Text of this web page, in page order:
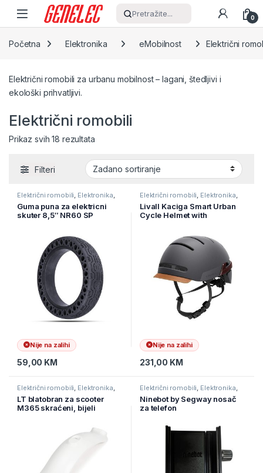
Skip to navigation
Skip to content
Pretražite... 0
Početna Elektronika eMobilnost Električni
Električni romobili za urbanu mobilnost – lagani, štedljivi i
ekološki prihvatljivi.
Električni romobili
Prikaz svih 18 rezultata
Filteri
Električni romobili, Elektronika,
Guma puna za elektricni
skuter 8,5″ NR60 SP
Nije na zalihi
59,00 KM
Električni romobili, Elektronika,
Livall Kaciga Smart Urban
Cycle Helmet with
Music Speakers BH51M
Black, 55-61cm
Nije na zalihi
231,00 KM
Električni romobili, Elektronika,
LT blatobran za scooter
M365 skraćeni, bijeli
Električni romobili, Elektronika,
Ninebot by Segway nosač
za telefon